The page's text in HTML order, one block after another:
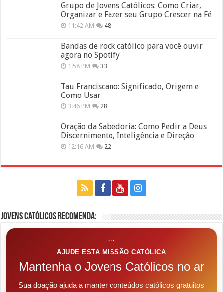
Grupo de Jovens Católicos: Como Criar,
Organizar e Fazer seu Grupo Crescer na Fé
11:42 AM 48
Bandas de rock católico para você ouvir
agora no Spotify
1:58 PM 33
Tau Franciscano: Significado, Origem e
Como Usar
3:46 PM 28
Oração da Sabedoria: Como Pedir a Deus
Discernimento, Inteligência e Direção
12:16 AM 22
Jovens Católicos Recomenda:
```
AJUDE ESTA MISSÃO CATÓLICA
Mantenha o Jovens Católicos no ar
Sua doação ajuda a manter conteúdos católicos gratuitos